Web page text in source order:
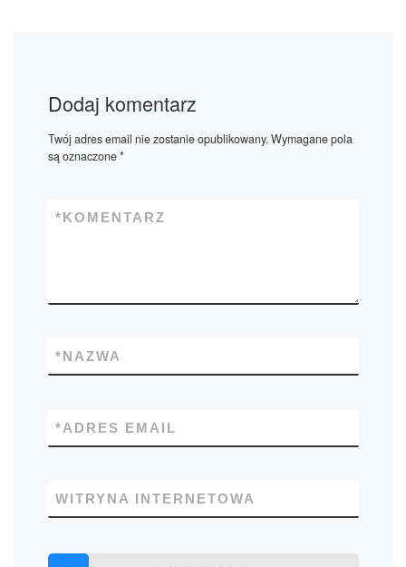
Dodaj komentarz
Twój adres email nie zostanie opublikowany.Wymagane pola
są oznaczone*
KOMENTARZ
*
NAZWA
*
ADRES EMAIL
*
WITRYNA INTERNETOWA